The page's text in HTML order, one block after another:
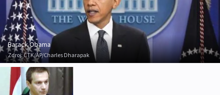
Barack Obama
Zdroj:ČTK/AP/Charles Dharapak